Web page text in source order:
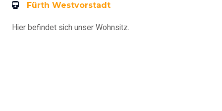
Fürth Westvorstadt
Hier befindet sich unser Wohnsitz.